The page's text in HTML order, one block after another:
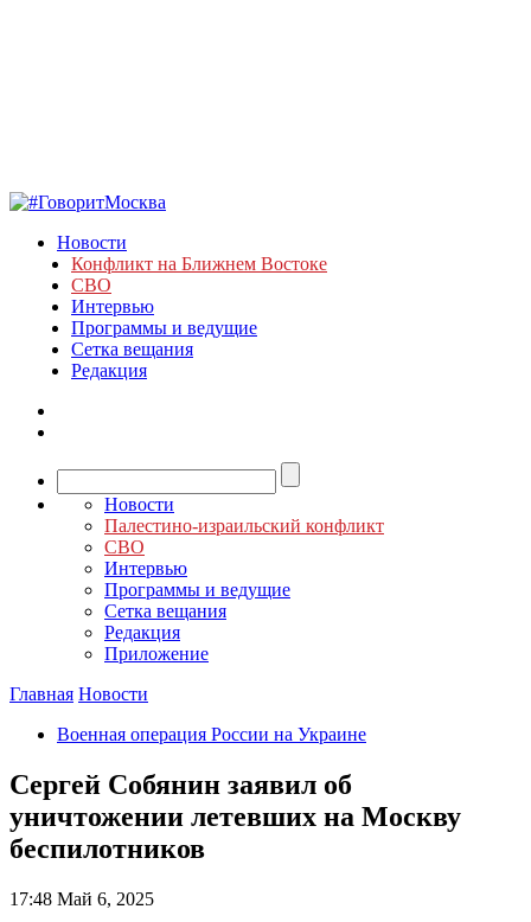
Новости
Конфликт на Ближнем Востоке
СВО
Интервью
Программы и ведущие
Сетка вещания
Редакция
Новости
Палестино-израильский конфликт
СВО
Интервью
Программы и ведущие
Сетка вещания
Редакция
Приложение
Главная Новости
Военная операция России на Украине
Сергей Собянин заявил об
уничтожении летевших на Москву
беспилотников
17:48 Май 6, 2025